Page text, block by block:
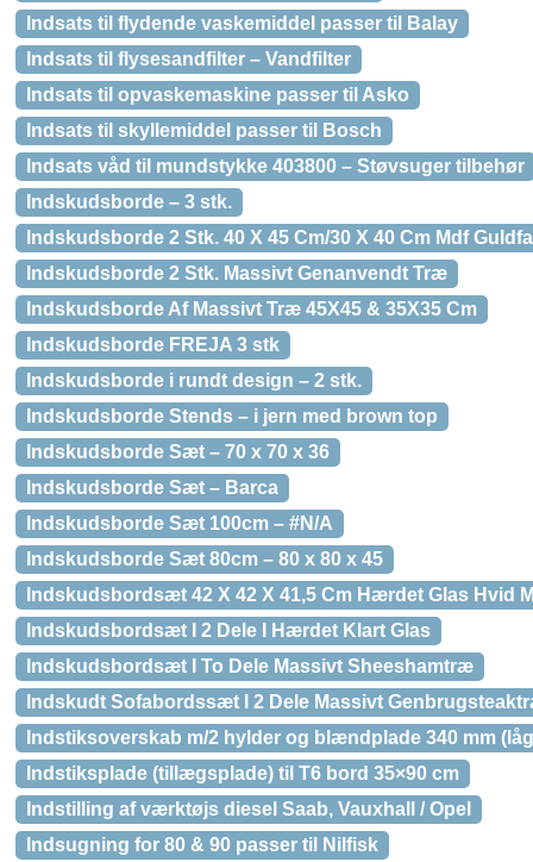
Indsats til flydende vaskemiddel passer til Balay
Indsats til flysesandfilter – Vandfilter
Indsats til opvaskemaskine passer til Asko
Indsats til skyllemiddel passer til Bosch
Indsats våd til mundstykke 403800 – Støvsuger tilbehør
Indskudsborde – 3 stk.
Indskudsborde 2 Stk. 40 X 45 Cm/30 X 40 Cm Mdf
Indskudsborde 2 Stk. Massivt Genanvendt Træ
Indskudsborde Af Massivt Træ 45X45 & 35X35 Cm
Indskudsborde FREJA 3 stk
Indskudsborde i rundt design – 2 stk.
Indskudsborde Stends – i jern med brown top
Indskudsborde Sæt – 70 x 70 x 36
Indskudsborde Sæt – Barca
Indskudsborde Sæt 100cm – #N/A
Indskudsborde Sæt 80cm – 80 x 80 x 45
Indskudsbordsæt 42 X 42 X 41,5 Cm Hærdet Glas Hvid
Indskudsbordsæt I 2 Dele I Hærdet Klart Glas
Indskudsbordsæt I To Dele Massivt Sheeshamtræ
Indskudt Sofabordssæt I 2 Dele Massivt
Indstiksoverskab m/2 hylder og blændplade 340 mm
Indstiksplade (tillægsplade) til T6 bord 35×90 cm
Indstilling af værktøjs diesel Saab, Vauxhall / Opel
Indsugning for 80 & 90 passer til Nilfisk